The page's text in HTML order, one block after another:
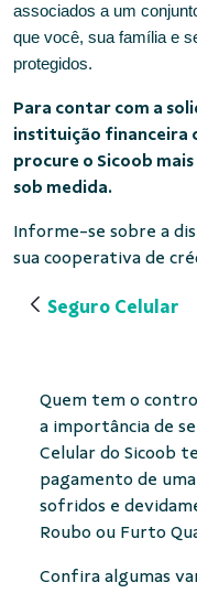
associados a um
que você, sua família e
protegidos.
Para contar com a
instituição financeira
procure o Sicoob
sob medida.
Informe-se sobre a
sua cooperativa de
Seguro Celular
Quem tem o
a importância de
Celular do Sicoob
pagamento de
sofridos e
Roubo ou Furto
Confira algumas